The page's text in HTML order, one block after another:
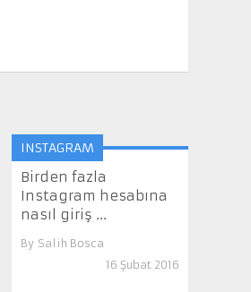
INSTAGRAM
Birden fazla
Instagram hesabına
nasıl giriş ...
By Salih Bosca
16 Şubat 2016